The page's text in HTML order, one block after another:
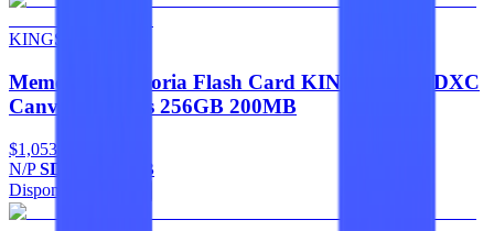
KINGSTON
Memorias Memoria Flash Card KINGSTON SDXC
Canvas Go Plus 256GB 200MB
$1,053
N/PSDCG4/256GB
Disponible